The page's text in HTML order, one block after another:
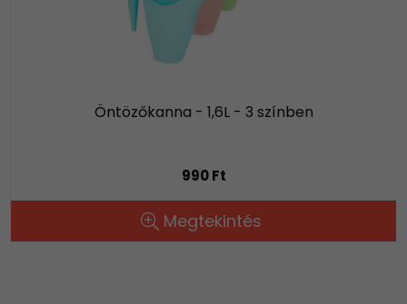
Öntözőkanna - 1,6L - 3 színben
990 Ft
Megtekintés